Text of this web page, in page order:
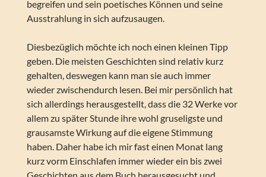
begreifen und sein poetisches Können und seine
Ausstrahlung in sich aufzusaugen.
Diesbezüglich möchte ich noch einen kleinen Tipp
geben. Die meisten Geschichten sind relativ kurz
gehalten, deswegen kann man sie auch immer
wieder zwischendurch lesen. Bei mir persönlich hat
sich allerdings herausgestellt, dass die 32 Werke vor
allem zu später Stunde ihre wohl gruseligste und
grausamste Wirkung auf die eigene Stimmung
haben. Daher habe ich mir fast einen Monat lang
kurz vorm Einschlafen immer wieder ein bis zwei